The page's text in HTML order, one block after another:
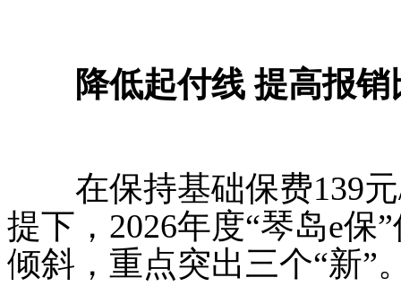
降低起付线 提高报销
在保持基础保费139元/
提下，2026年度“琴岛e保
倾斜，重点突出三个“新”